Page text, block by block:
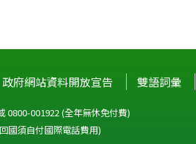
政府網站資料開放宣告 雙語詞彙
0800-001922(全年無休免付費)
國須自付國際電話費用)